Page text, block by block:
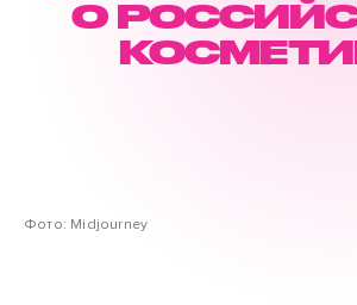
О
Фото: Midjourney